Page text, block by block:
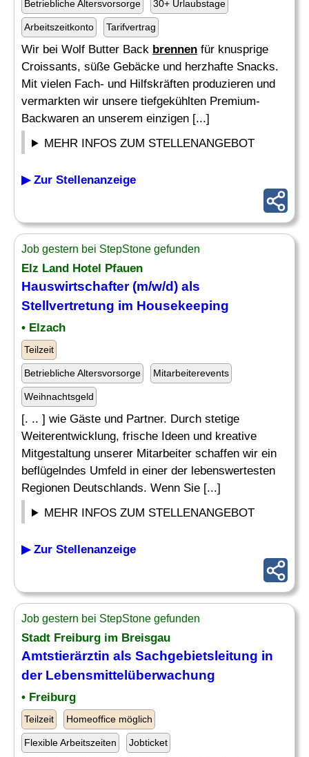
Betriebliche Altersvorsorge 30+ Urlaubstage
Arbeitszeitkonto Tarifvertrag
Wir bei Wolf Butter Back brennen für knusprige
Croissants, süße Gebäcke und herzhafte Snacks.
Mit vielen Fach- und Hilfskräften produzieren und
vermarkten wir unsere tiefgekühlten Premium-
Backwaren an unserem einzigen [...]
MEHR INFOS ZUM STELLENANGEBOT
▶ Zur Stellenanzeige
Job gestern bei StepStone gefunden
Elz Land Hotel Pfauen
Hauswirtschafter (m/w/d) als
Stellvertretung im Housekeeping
• Elzach
Teilzeit
Betriebliche Altersvorsorge Mitarbeiterevents
Weihnachtsgeld
[. .. ] wie Gäste und Partner. Durch stetige
Weiterentwicklung, frische Ideen und kreative
Mitgestaltung unserer Mitarbeiter schaffen wir ein
beflügelndes Umfeld in einer der lebenswertesten
Regionen Deutschlands. Wenn Sie [...]
MEHR INFOS ZUM STELLENANGEBOT
▶ Zur Stellenanzeige
Job gestern bei StepStone gefunden
Stadt Freiburg im Breisgau
Amtstierärztin als Sachgebietsleitung in
der Lebensmittelüberwachung
• Freiburg
Teilzeit Homeoffice möglich
Flexible Arbeitszeiten Jobticket